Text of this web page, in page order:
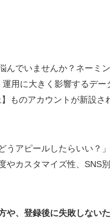
んでいませんか？ネーミ
用に大きく影響するデー
ものアカウントが新設さ
うアピールしたらいい？
やカスタマイズ性、SNS
や、登録後に失敗しない